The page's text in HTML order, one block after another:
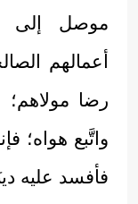
موصل إلى
أعمالهم
رضا
واتَّبع هواه؛
فأفسد عليه